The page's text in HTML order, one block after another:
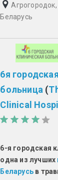
Беларусь
6я
больница (
Clinical
6-я городская
одна из лучших
Беларусь в